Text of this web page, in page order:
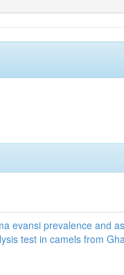
evansi prevalence and
test in camels from